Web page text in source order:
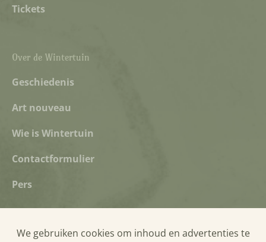
Tickets
Over de Wintertuin
Geschiedenis
Art nouveau
Wie is Wintertuin
Contactformulier
Pers
Privacyverklaring
We gebruiken cookies om inhoud en advertenties te